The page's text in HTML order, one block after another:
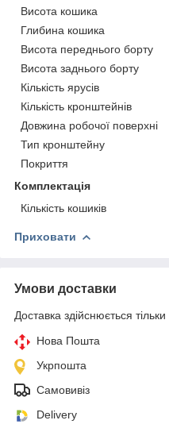
Висота кошика
Глибина кошика
Висота переднього борту
Висота заднього борту
Кількість ярусів
Кількість кронштейнів
Довжина робочої поверхні
Тип кронштейну
Покриття
Комплектація
Кількість кошиків
Приховати
Умови доставки
Доставка здійснюється
Нова Пошта
Укрпошта
Самовивіз
Delivery